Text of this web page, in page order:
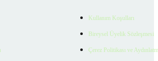
Kullanım Koşulları
Bireysel Üyelik Sözleşmesi
Çerez Politikası ve